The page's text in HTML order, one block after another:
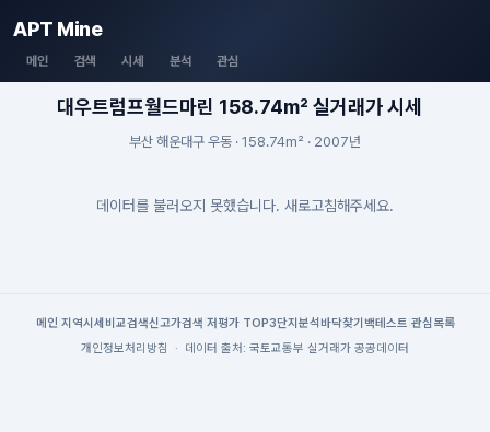
APT Mine
메인 검색 시세 분석 관심
대우트럼프월드마린 158.74m² 실거래가 시세
부산 해운대구 우동 · 158.74m² · 2007년
데이터를 불러오지 못했습니다. 새로고침해주세요.
메인| 지역시세 비교검색신고가검색 저평가 TOP3단지분석 바닥찾기 백테스트 관심목록
개인정보처리방침
· 데이터 출처: 국토교통부 실거래가 공공데이터